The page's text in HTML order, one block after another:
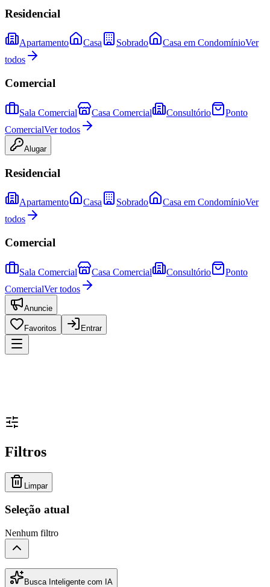
Residencial
Apartamento Casa Sobrado Casa em CondomínioVer
todos
Comercial
Sala Comercial Casa Comercial Consultório
Ponto
ComercialVer todos
Alugar
Residencial
Apartamento Casa Sobrado Casa em CondomínioVer
todos
Comercial
Sala Comercial Casa Comercial Consultório
Ponto
ComercialVer todos
Anuncie
Favoritos Entrar
Filtros
Limpar
Seleção atual
Nenhum filtro
Busca Inteligente com IA